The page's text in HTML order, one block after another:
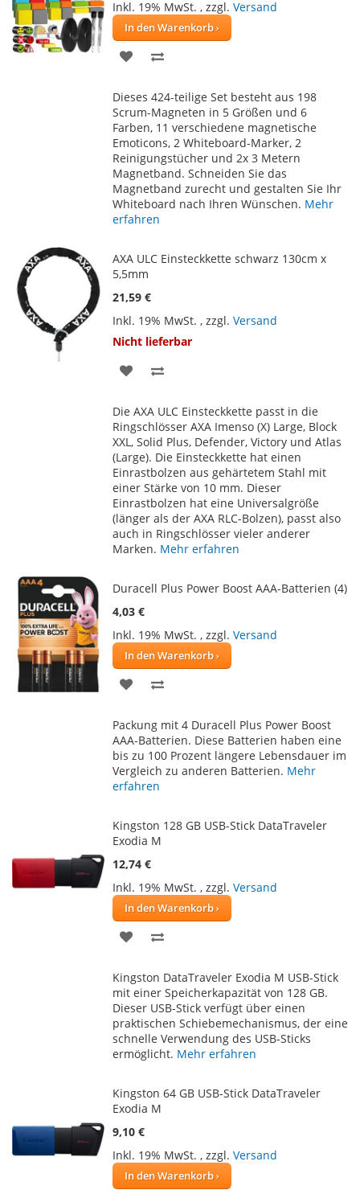
Inkl. 19% MwSt. , zzgl. Versand
In den Warenkorb
ZUR
HINZUFÜGEN
HINZUFÜGEN
Dieses 424-teilige Set besteht aus 198
Scrum-Magneten in 5 Größen und 6
Farben, 11 verschiedene magnetische
Emoticons, 2 Whiteboard-Marker, 2
Reinigungstücher und 2x 3 Metern
Magnetband. Schneiden Sie das
Magnetband zurecht und gestalten Sie Ihr
Whiteboard nach Ihren Wünschen. Mehr
erfahren
AXA ULC Einsteckkette schwarz 130cm x
5,5mm
21,59 €
Inkl. 19% MwSt. , zzgl. Versand
Nicht lieferbar
ZUR
HINZUFÜGEN
HINZUFÜGEN
Die AXA ULC Einsteckkette passt in die
Ringschlösser AXA Imenso (X) Large, Block
XXL, Solid Plus, Defender, Victory und Atlas
(Large). Die Einsteckkette hat einen
Einrastbolzen aus gehärtetem Stahl mit
einer Stärke von 10 mm. Dieser
Einrastbolzen hat eine Universalgröße
(länger als der AXA RLC-Bolzen), passt also
auch in Ringschlösser vieler anderer
Marken. Mehr erfahren
Duracell Plus Power Boost AAA-Batterien (4)
4,03 €
Inkl. 19% MwSt. , zzgl. Versand
In den Warenkorb
ZUR
HINZUFÜGEN
HINZUFÜGEN
Packung mit 4 Duracell Plus Power Boost
AAA-Batterien. Diese Batterien haben eine
bis zu 100 Prozent längere Lebensdauer im
Vergleich zu anderen Batterien. Mehr
erfahren
Kingston 128 GB USB-Stick DataTraveler
Exodia M
12,74 €
Inkl. 19% MwSt. , zzgl. Versand
In den Warenkorb
ZUR
HINZUFÜGEN
HINZUFÜGEN
Kingston DataTraveler Exodia M USB-Stick
mit einer Speicherkapazität von 128 GB.
Dieser USB-Stick verfügt über einen
praktischen Schiebemechanismus, der eine
schnelle Verwendung des USB-Sticks
ermöglicht. Mehr erfahren
Kingston 64 GB USB-Stick DataTraveler
Exodia M
9,10 €
Inkl. 19% MwSt. , zzgl. Versand
In den Warenkorb